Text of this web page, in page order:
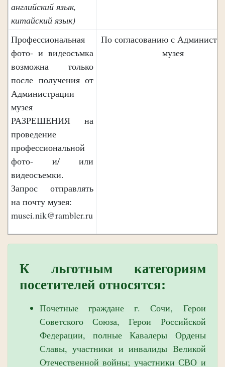
английский язык,
китайский язык)
Профессиональная
фото- и видеосъмка
возможна только
после получения от
Администрации
музея
РАЗРЕШЕНИЯ на
проведение
профессиональной
фото- и/ или
видеосъемки.
Запрос отправлять
на почту музея:
musei.nik@rambler.ru
По согласованию с
музея
К льготным категориям
посетителей относятся:
Почетные граждане г. Сочи, Герои
Советского Союза, Герои Российской
Федерации, полные Кавалеры Ордены
Славы, участники и инвалиды Великой
Отечественной войны; участники СВО и